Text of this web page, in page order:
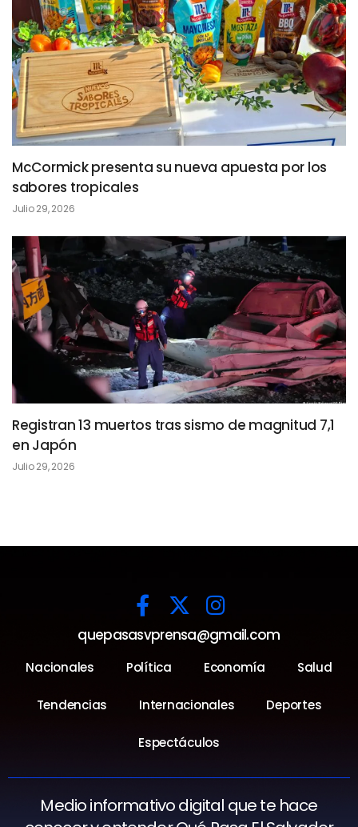
McCormick presenta su nueva apuesta por los
sabores tropicales
Julio 29, 2026
Registran 13 muertos tras sismo de magnitud 7,1
en Japón
Julio 29, 2026
quepasasvprensa@gmail.com
Nacionales Política Economía Salud
Tendencias Internacionales Deportes
Espectáculos
Medio informativo digital que te hace